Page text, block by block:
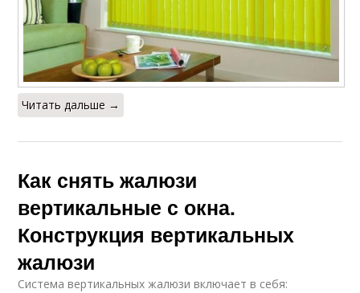
Читать дальше →
Как снять жалюзи
вертикальные с окна.
Конструкция вертикальных
жалюзи
Система вертикальных жалюзи включает в себя: